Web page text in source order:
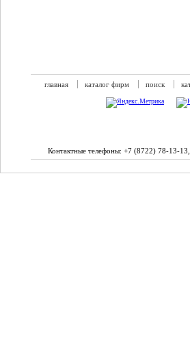
главная каталог фирм поиск
Контактные телефоны: +7 (8722) 78-13-